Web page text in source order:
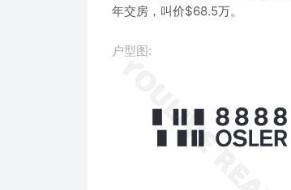
年交房，叫价$68.5万。
户型图: